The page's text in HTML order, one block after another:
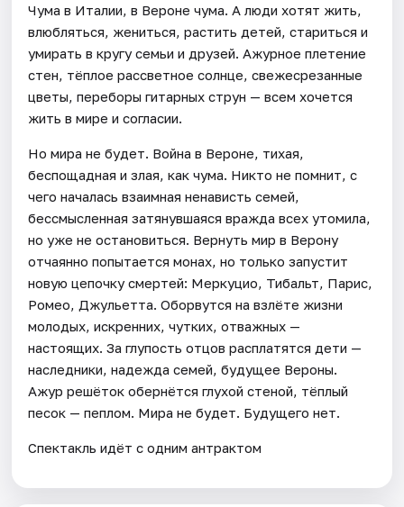
Чума в Италии, в Вероне чума. А люди хотят жить,
влюбляться, жениться, растить детей, стариться и
умирать в кругу семьи и друзей. Ажурное плетение
стен, тёплое рассветное солнце, свежесрезанные
цветы, переборы гитарных струн — всем хочется
жить в мире и согласии.
Но мира не будет. Война в Вероне, тихая,
беспощадная и злая, как чума. Никто не помнит, с
чего началась взаимная ненависть семей,
бессмысленная затянувшаяся вражда всех утомила,
но уже не остановиться. Вернуть мир в Верону
отчаянно попытается монах, но только запустит
новую цепочку смертей: Меркуцио, Тибальт, Парис,
Ромео, Джульетта. Оборвутся на взлёте жизни
молодых, искренних, чутких, отважных —
настоящих. За глупость отцов расплатятся дети —
наследники, надежда семей, будущее Вероны.
Ажур решёток обернётся глухой стеной, тёплый
песок — пеплом. Мира не будет. Будущего нет.
Спектакль идёт с одним антрактом